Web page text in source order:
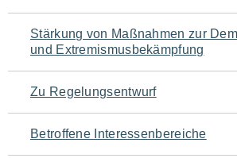
Navigation
für
den
Seiteninhalt
Stärkung von Maßnahmen zur
und Extremismusbekämpfung
Zu Regelungsentwurf
Betroffene Interessenbereiche